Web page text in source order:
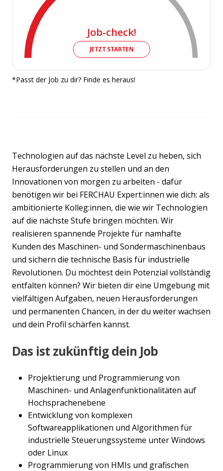
Job-check!
JETZT STARTEN
*Passt der Job zu dir? Finde es heraus!
Technologien auf das nächste Level zu heben, sich
Herausforderungen zu stellen und an den
Innovationen von morgen zu arbeiten - dafür
benötigen wir bei FERCHAU Expert:innen wie dich: als
ambitionierte Kolleg:innen, die wie wir Technologien
auf die nächste Stufe bringen möchten. Wir
realisieren spannende Projekte für namhafte
Kunden des Maschinen- und Sondermaschinenbaus
und sichern die technische Basis für industrielle
Revolutionen. Du möchtest dein Potenzial vollständig
entfalten können? Wir bieten dir eine Umgebung mit
vielfältigen Aufgaben, neuen Herausforderungen
und permanenten Chancen, in der du weiter wachsen
und dein Profil schärfen kannst.
Das ist zukünftig dein Job
Projektierung und Programmierung von
Maschinen- und Anlagenfunktionalitäten auf
Hochsprachenebene
Entwicklung von komplexen
Softwareapplikationen und Algorithmen für
industrielle Steuerungssysteme unter Windows
oder Linux
Programmierung von HMIs und grafischen